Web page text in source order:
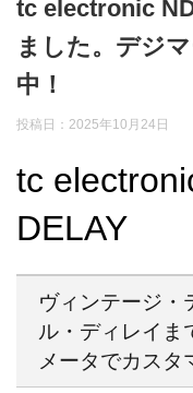
tc electronic
ました。デジ
中！
投稿日：2025年10月24日
tc
DELAY
ヴィンテージ・
ル・ディレイま
メータでカスタ